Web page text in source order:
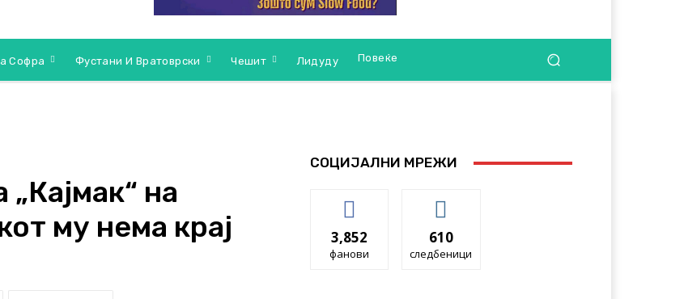
Софра Фустани И Вратоврски Чешит Лидуду Повеќе
на
му нема крај
СОЦИЈАЛНИ МРЕЖИ
3,852
фанови
610
следбеници